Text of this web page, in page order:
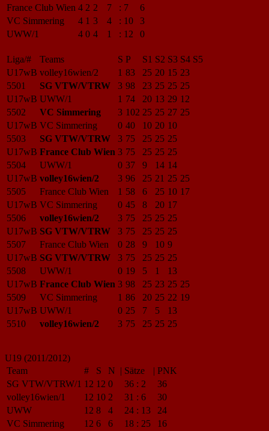
France Club Wien 4 2 2 7 : 7
6
VC Simmering
4 1 3 4 : 10
3
UWW/1
4 0 4 1 : 12 0
Liga/# Teams S P S1 S2 S3 S4 S5
U17wB volley16wien/2 1 83 25 20 15 23
5501
SG VTW/VTRW 3 98 23 25 25 25
U17wB UWW/1 1 74 20 13 29 12
5502
VC Simmering 3 102 25 25 27 25
U17wB VC Simmering 0 40 10 20 10
5503
SG VTW/VTRW 3 75 25 25 25
U17wB France Club Wien 3 75 25 25 25
5504
UWW/1 0 37 9 14 14
U17wB volley16wien/2 3 96 25 21 25 25
5505
France Club Wien 1 58 6 25 10 17
U17wB VC Simmering 0 45 8 20 17
5506
volley16wien/2 3 75 25 25 25
U17wB SG VTW/VTRW 3 75 25 25 25
5507
France Club Wien 0 28 9 10 9
U17wB SG VTW/VTRW 3 75 25 25 25
5508
UWW/1 0 19 5 1
13
U17wB France Club Wien 3 98 25 23 25 25
5509
VC Simmering 1 86 20 25 22 19
U17wB UWW/1 0 25 7 5
13
5510
volley16wien/2 3 75 25 25 25
U19 (2011/2012)
Team
# S N | Sätze | PNK
SG VTW/VTRW/1 12 12 0 36 : 2
36
volley16wien/1
12 10 2 31 : 6
30
UWW
12 8 4 24 : 13
24
VC Simmering
12 6 6 18 : 25
16